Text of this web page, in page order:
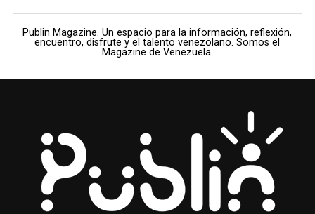
Publin Magazine. Un espacio para la información, reflexión,
encuentro, disfrute y el talento venezolano. Somos el
Magazine de Venezuela.